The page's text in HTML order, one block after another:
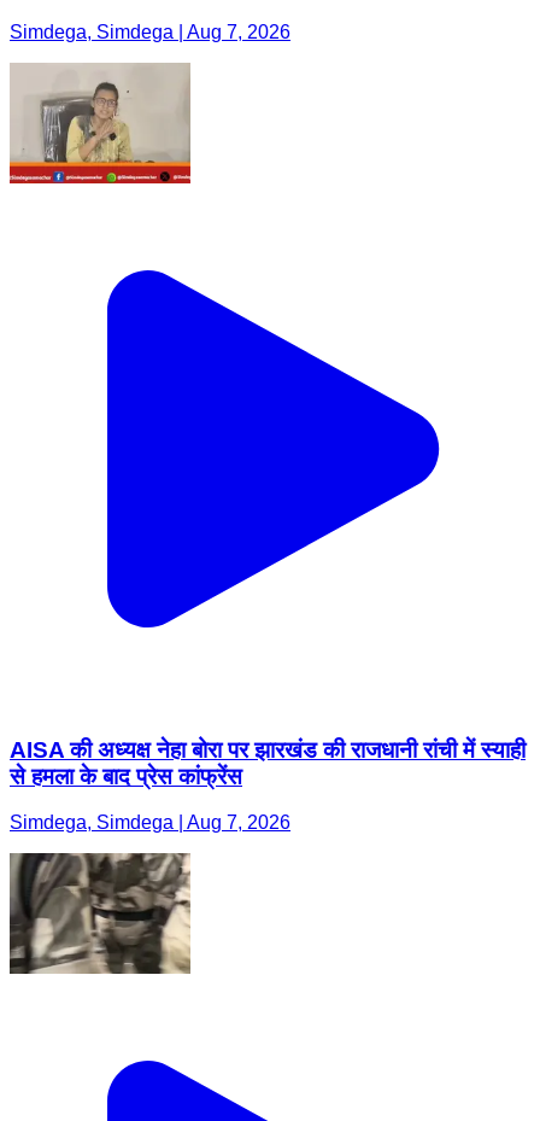
Simdega, Simdega | Aug 7, 2026
AISA की अध्यक्ष नेहा बोरा पर झारखंड की राजधानी रांची में स्याही
से हमला के बाद प्रेस कांफ्रेंस
Simdega, Simdega | Aug 7, 2026